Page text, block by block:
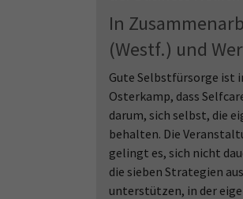
In
(Westf.) und
Gute Selbstfürsorge ist
Osterkamp, dass
darum, sich selbst, die
behalten. Die
gelingt es, sich nicht
die sieben Strategien
unterstützen, in der